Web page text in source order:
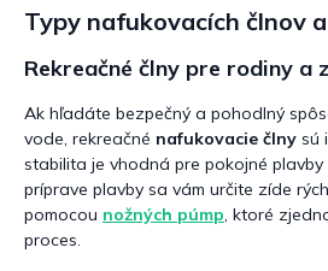
r
k
v
ý
p
i
s
Typy nafukovacích člnov
Rekreačné člny pre rodiny a
Ak hľadáte bezpečný a pohodlný
vode, rekreačné nafukovacie člny sú
stabilita je vhodná pre pokojné plavby
príprave plavby sa vám určite zíde
pomocou nožných púmp , ktoré
proces.